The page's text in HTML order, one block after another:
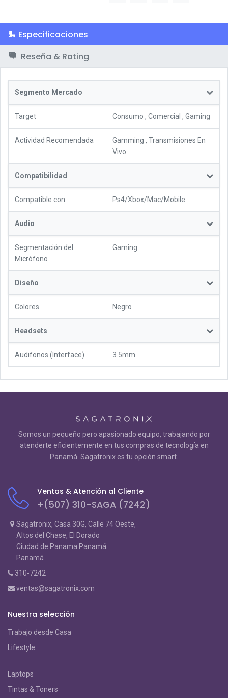
Especificaciones
Reseña & Rating
Segmento Mercado
Target Consumo , Comercial , Gaming
Actividad Recomendada Gamming , Transmisiones En
Vivo
Compatibilidad
Compatible con Ps4/Xbox/Mac/Mobile
Audio
Segmentación del
Micrófono
Gaming
Diseño
Colores Negro
Headsets
Audifonos (Interface) 3.5mm
Somos un pequeño pero apasionado equipo, trabajando por
atenderte eficientemente en tus compras de tecnología en
Panamá. Sagatronix es tu opción smart.
Ventas & Atención al Cliente
+(507) 310-SAGA (7242)
Sagatronix, Casa 30G, Calle 74 Oeste,
Altos del Chase, El Dorado
Ciudad de Panama Panamá
Panamá
310-7242
ventas@sagatronix.com
Nuestra selección
Trabajo desde Casa
Lifestyle
Laptops
Tintas & Toners